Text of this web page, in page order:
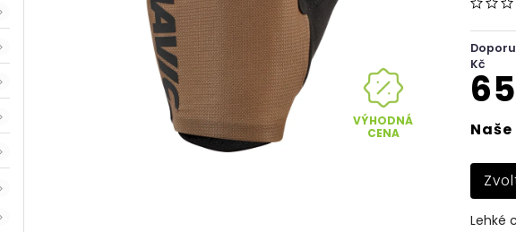
VÝHODNÁ
CENA
Kč
Lehké